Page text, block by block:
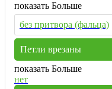
показать Больше
без притвора (фальца)
Петли врезаны
показать Больше
нет